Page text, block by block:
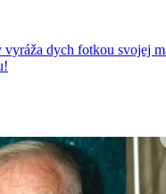
vyráža dych fotkou svojej